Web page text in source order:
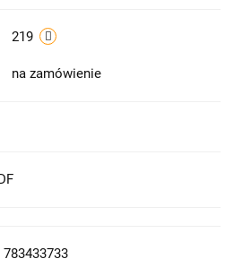
219
na zamówienie